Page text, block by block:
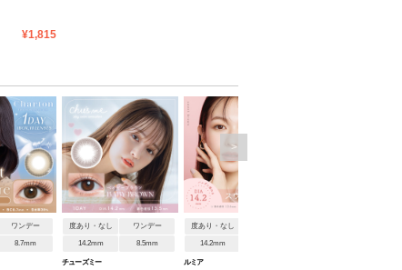
¥1,815
ワンデー
8.7mm
度あり・なし ワンデー
14.2mm 8.5mm
チューズミー
度あり・なし
14.2mm
ルミア
>